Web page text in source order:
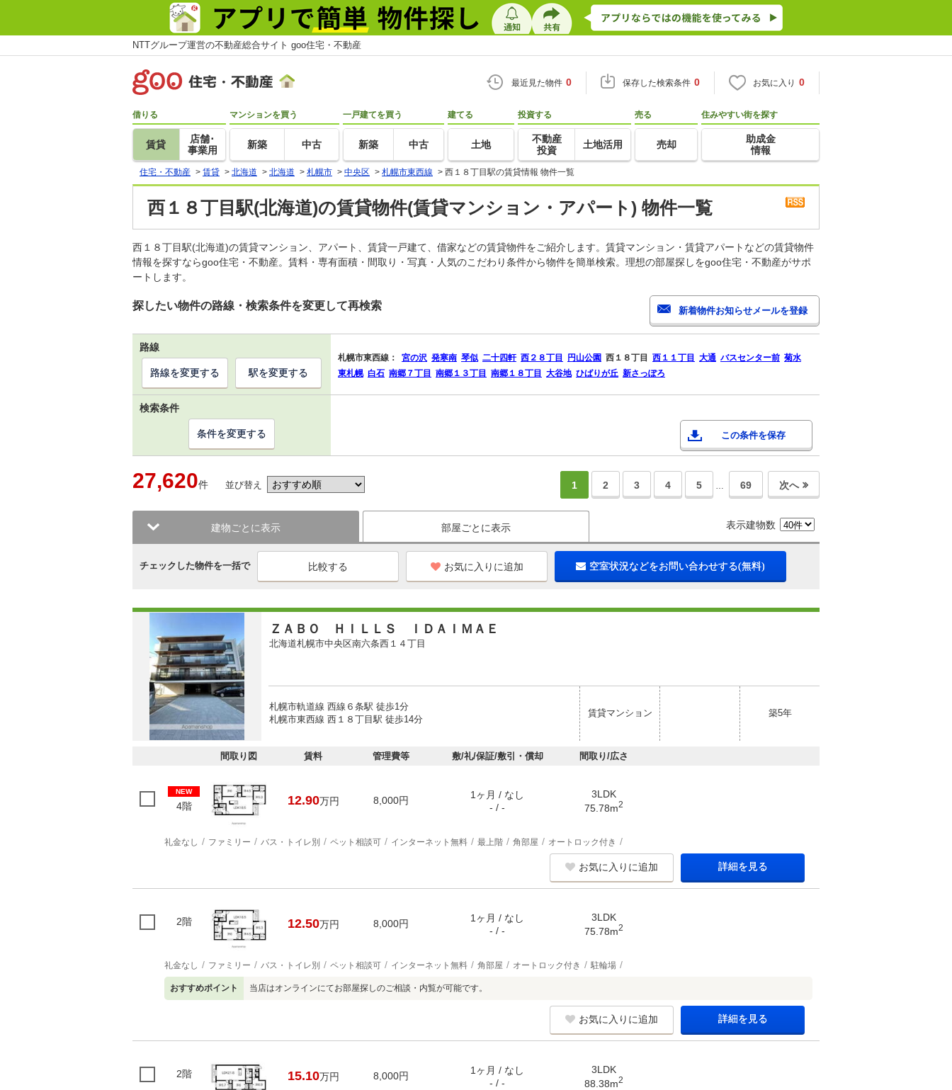
NTTグループ運営の不動産総合サイト goo住宅・不動産
最近見た物件 0 保存した検索条件 0 お気に入り 0
借りる
賃貸
店舗･
事業用
マンションを買う
新築 中古
一戸建てを買う
新築 中古
建てる
土地
投資する
不動産
投資
土地活用
売る
売却
住みやすい街を探す
助成金
情報
住宅・不動産 > 賃貸 > 北海道 > 北海道 > 札幌市 > 中央区 > 札幌市東西線 > 西１８丁目駅の賃貸情報 物件一覧
西１８丁目駅(北海道)の賃貸物件(賃貸マンション・アパート) 物件一覧
西１８丁目駅(北海道)の賃貸マンション、アパート、賃貸一戸建て、借家などの賃貸物件をご紹介します。賃貸マンション・賃貸アパートなどの賃貸物件
情報を探すならgoo住宅・不動産。賃料・専有面積・間取り・写真・人気のこだわり条件から物件を簡単検索。理想の部屋探しをgoo住宅・不動産がサポ
ートします。
探したい物件の路線・検索条件を変更して再検索
路線
札幌市東西線： 宮の沢 発寒南 琴似 二十四軒 西２８丁目 円山公園 西１８丁目 西１１丁目 大通 バスセンター前 菊水
東札幌 白石 南郷７丁目 南郷１３丁目 南郷１８丁目 大谷地 ひばりが丘 新さっぽろ
路線を変更する 駅を変更する
検索条件
この条件を保存
条件を変更する
27,620件 並び替え 1 2 3 4 5 … 69 次へ
建物ごとに表示 部屋ごとに表示 表示建物数
チェックした物件を一括で お気に入りに追加 空室状況などをお問い合わせする(無料)
ＺＡＢＯ ＨＩＬＬＳ ＩＤＡＩＭＡＥ
北海道札幌市中央区南六条西１４丁目
札幌市軌道線 西線６条駅 徒歩1分
札幌市東西線 西１８丁目駅 徒歩14分
賃貸マンション 築5年
間取り図 賃料 管理費等 敷/礼/保証/敷引・償却 間取り/広さ
NEW
4階 12.90万円 8,000円
1ヶ月 / なし
- / -
3LDK
75.78m2
礼金なし ファミリー バス・トイレ別 ペット相談可 インターネット無料 最上階 角部屋 オートロック付き
お気に入りに追加 詳細を見る
2階 12.50万円 8,000円
1ヶ月 / なし
- / -
3LDK
75.78m2
礼金なし ファミリー バス・トイレ別 ペット相談可 インターネット無料 角部屋 オートロック付き 駐輪場
おすすめポイント 当店はオンラインにてお部屋探しのご相談・内覧が可能です。
お気に入りに追加 詳細を見る
2階 15.10万円 8,000円
1ヶ月 / なし
- / -
3LDK
88.38m2